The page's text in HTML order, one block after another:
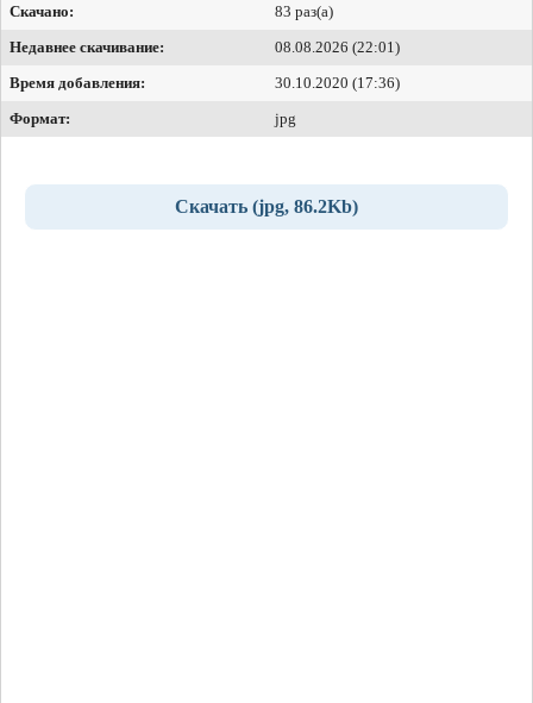
Скачано:
83 раз(а)
Недавнее скачивание:
08.08.2026 (22:01)
Время добавления:
30.10.2020 (17:36)
Формат:
jpg
Скачать (jpg, 86.2Kb)